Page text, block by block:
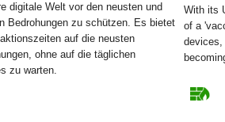
digitale Welt vor den neusten und
Bedrohungen zu schützen. Es bietet
auf die neusten
ohne auf die täglichen
zu warten.
With its
of a
devices,